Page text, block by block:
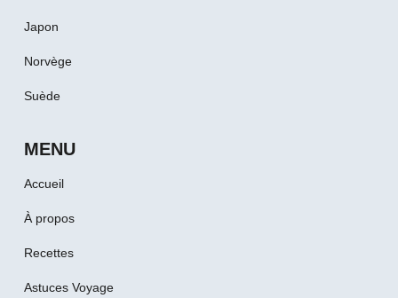
Japon
Norvège
Suède
MENU
Accueil
À propos
Recettes
Astuces Voyage